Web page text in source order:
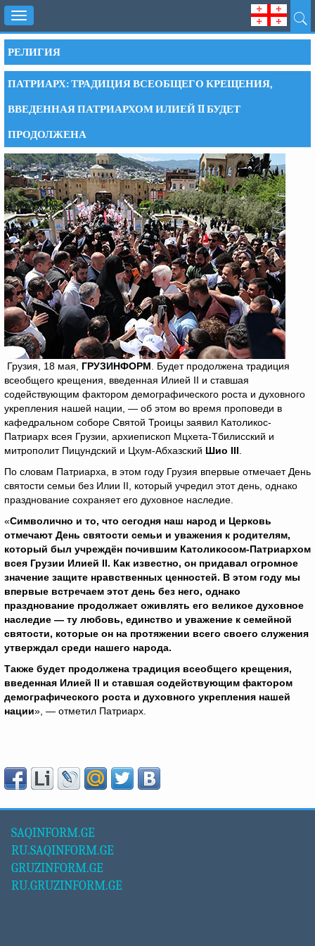
Toggle
navigation
РЕЛИГИЯ
ПАТРИАРХ: ТРАДИЦИЯ ВСЕОБЩЕГО КРЕЩЕНИЯ,
ВВЕДЕННАЯ ПАТРИАРХОМ ИЛИЕЙ II БУДЕТ
ПРОДОЛЖЕНА
Грузия, 18 мая, ГРУЗИНФОРМ . Будет продолжена традиция
всеобщего крещения, введенная Илией II и ставшая
содействующим фактором демографического роста и духовного
укрепления нашей нации, — об этом во время проповеди в
кафедральном соборе Святой Троицы заявил Католикос-
Патриарх всея Грузии, архиепископ Мцхета-Тбилисский и
митрополит Пицундский и Цхум-Абхазский Шио III
По словам Патриарха, в этом году Грузия впервые отмечает День
святости семьи без Илии II, который учредил этот день, однако
празднование сохраняет его духовное наследие.
«Символично и то, что сегодня наш народ и Церковь
отмечают День святости семьи и уважения к родителям,
который был учреждён почившим Католикосом-Патриархом
всея Грузии Илией II. Как известно, он придавал огромное
значение защите нравственных ценностей. В этом году мы
впервые встречаем этот день без него, однако
празднование продолжает оживлять его великое духовное
наследие — ту любовь, единство и уважение к семейной
святости, которые он на протяжении всего своего служения
утверждал среди нашего народа.
Также будет продолжена традиция всеобщего крещения,
введенная Илией II и ставшая содействующим фактором
демографического роста и духовного укрепления нашей
нации», — отметил Патриарх.
SAQINFORM.GE
RU.SAQINFORM.GE
GRUZINFORM.GE
RU.GRUZINFORM.GE